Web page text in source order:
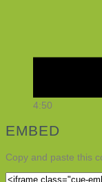
4:50
EMBED
Copy and paste this